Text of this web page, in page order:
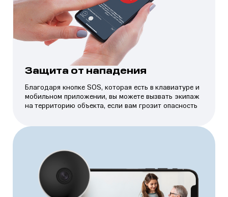
Защита от нападения
Благодаря кнопке SOS, которая есть в клавиатуре и
мобильном приложении, вы можете вызвать экипаж
на территорию объекта, если вам грозит опасность